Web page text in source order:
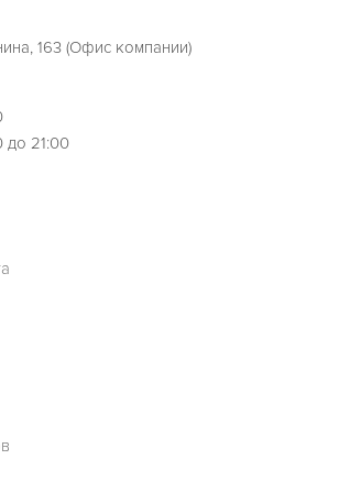
163 (Офис компании)
до 21:00